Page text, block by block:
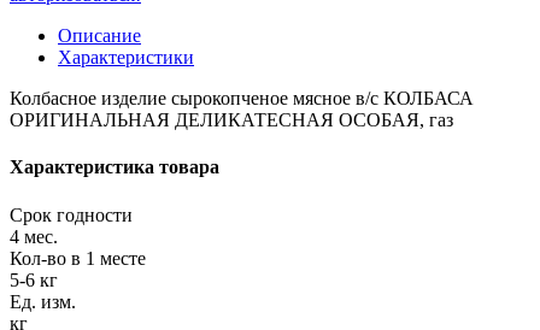
Описание
Характеристики
Колбасное изделие сырокопченое мясное в/c КОЛБАСА
ОРИГИНАЛЬНАЯ ДЕЛИКАТЕСНАЯ ОСОБАЯ, газ
Характеристика товара
Срок годности
4 мес.
Кол-во в 1 месте
5-6 кг
Ед. изм.
кг